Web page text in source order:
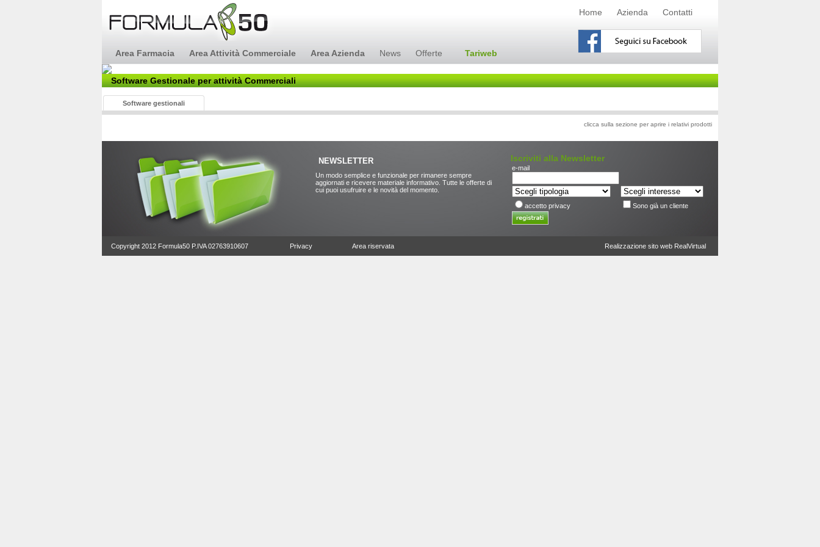
Home Azienda Contatti
Area Farmacia Area Attività Commerciale Area Azienda News Offerte Tariweb
Software Gestionale per attività Commerciali
Software gestionali
clicca sulla sezione per aprire i relativi prodotti
NEWSLETTER
Un modo semplice e funzionale per rimanere sempre
aggiornati e ricevere materiale informativo. Tutte le offerte di
cui puoi usufruire e le novità del momento.
Iscriviti alla Newsletter
e-mail
accetto privacy Sono già un cliente
Copyright 2012 Formula50 P.IVA 02763910607 Privacy Area riservata Realizzazione sito web RealVirtual